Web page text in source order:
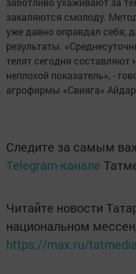
закаляются смолоду.
уже давно оправдал себя,
результаты.
телят сегодня составляют
неплохой показатель», -
агрофирмы «Свияга»
Следите за самым
Telegram-канале
Читайте новости
национальном
https://max.ru/